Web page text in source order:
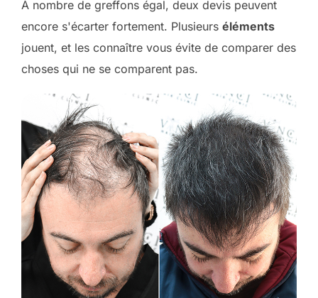
À nombre de greffons égal, deux devis peuvent
encore s'écarter fortement. Plusieurs éléments
jouent, et les connaître vous évite de comparer des
choses qui ne se comparent pas.